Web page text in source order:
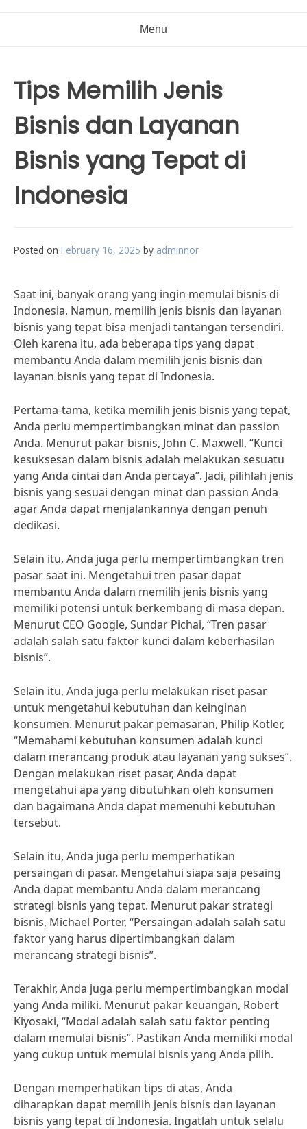
Menu
Tips Memilih Jenis
Bisnis dan Layanan
Bisnis yang Tepat di
Indonesia
Posted on February 16, 2025 by adminnor
Saat ini, banyak orang yang ingin memulai bisnis di
Indonesia. Namun, memilih jenis bisnis dan layanan
bisnis yang tepat bisa menjadi tantangan tersendiri.
Oleh karena itu, ada beberapa tips yang dapat
membantu Anda dalam memilih jenis bisnis dan
layanan bisnis yang tepat di Indonesia.
Pertama-tama, ketika memilih jenis bisnis yang tepat,
Anda perlu mempertimbangkan minat dan passion
Anda. Menurut pakar bisnis, John C. Maxwell, “Kunci
kesuksesan dalam bisnis adalah melakukan sesuatu
yang Anda cintai dan Anda percaya”. Jadi, pilihlah jenis
bisnis yang sesuai dengan minat dan passion Anda
agar Anda dapat menjalankannya dengan penuh
dedikasi.
Selain itu, Anda juga perlu mempertimbangkan tren
pasar saat ini. Mengetahui tren pasar dapat
membantu Anda dalam memilih jenis bisnis yang
memiliki potensi untuk berkembang di masa depan.
Menurut CEO Google, Sundar Pichai, “Tren pasar
adalah salah satu faktor kunci dalam keberhasilan
bisnis”.
Selain itu, Anda juga perlu melakukan riset pasar
untuk mengetahui kebutuhan dan keinginan
konsumen. Menurut pakar pemasaran, Philip Kotler,
“Memahami kebutuhan konsumen adalah kunci
dalam merancang produk atau layanan yang sukses”.
Dengan melakukan riset pasar, Anda dapat
mengetahui apa yang dibutuhkan oleh konsumen
dan bagaimana Anda dapat memenuhi kebutuhan
tersebut.
Selain itu, Anda juga perlu memperhatikan
persaingan di pasar. Mengetahui siapa saja pesaing
Anda dapat membantu Anda dalam merancang
strategi bisnis yang tepat. Menurut pakar strategi
bisnis, Michael Porter, “Persaingan adalah salah satu
faktor yang harus dipertimbangkan dalam
merancang strategi bisnis”.
Terakhir, Anda juga perlu mempertimbangkan modal
yang Anda miliki. Menurut pakar keuangan, Robert
Kiyosaki, “Modal adalah salah satu faktor penting
dalam memulai bisnis”. Pastikan Anda memiliki modal
yang cukup untuk memulai bisnis yang Anda pilih.
Dengan memperhatikan tips di atas, Anda
diharapkan dapat memilih jenis bisnis dan layanan
bisnis yang tepat di Indonesia. Ingatlah untuk selalu